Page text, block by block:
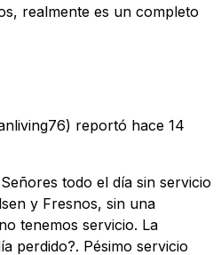
realmente es un completo
reportó hace 14
todo el día sin servicio
y Fresnos, sin una
tenemos servicio. La
perdido?. Pésimo servicio